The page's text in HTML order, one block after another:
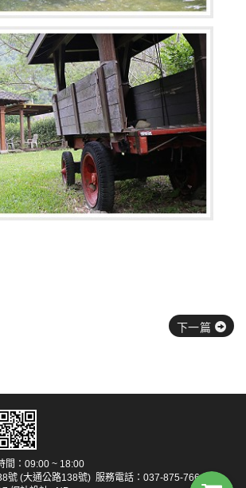
下一篇
間：09:00 ~ 18:00
號 (大通公路138號) 服務電話：037-875-766